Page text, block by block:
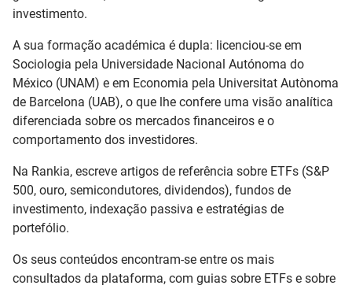
investimento.
A sua formação académica é dupla: licenciou-se em
Sociologia pela Universidade Nacional Autónoma do
México (UNAM) e em Economia pela Universitat Autònoma
de Barcelona (UAB), o que lhe confere uma visão analítica
diferenciada sobre os mercados financeiros e o
comportamento dos investidores.
Na Rankia, escreve artigos de referência sobre ETFs (S&P
500, ouro, semicondutores, dividendos), fundos de
investimento, indexação passiva e estratégias de
portefólio.
Os seus conteúdos encontram-se entre os mais
consultados da plataforma, com guias sobre ETFs e sobre